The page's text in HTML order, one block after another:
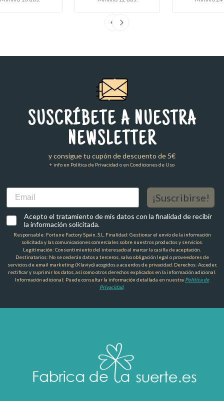
SUSCRÍBETE A NUESTRA
NEWSLETTER
y consigue tu cupón de descuento de 5€
+ info en Política de Privacidad o en Condiciones de Uso
Email
¡Suscribirse!
Acepto el tratamiento de mis datos con la finalidad de recibir
la información solicitada.
Responsable: Fortune Factory Spain, S.L. Finalidad: Gestionar el envío de la información
solicitada y las comunicaciones comerciales sobre nuestros productos y servicios.
Legitimación: Consentimiento del interesado al marcar la casilla de aceptación.
Destinatarios: No se cederán datos a terceros, salvo obligación legal o proveedores de
servicios de email marketing (Klaviyo) acogidos a acuerdos de privacidad. Derechos: Acceder,
rectificar y suprimir los datos, así como otros derechos explicados en la información adicional.
Información adicional: Puede consultar la información detallada en nuestra Política de
Privacidad.